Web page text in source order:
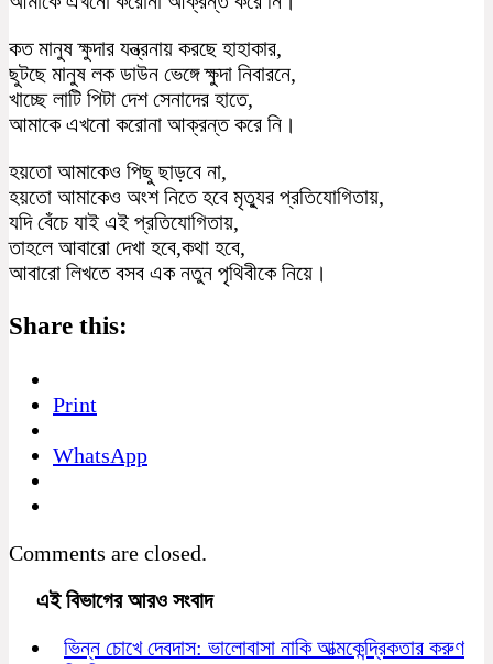
কত মানুষ ক্ষুদার যন্ত্রনায় করছে হাহাকার,
ছুটছে মানুষ লক ডাউন ভেঙ্গে ক্ষুদা নিবারনে,
খাচ্ছে লাটি পিটা দেশ সেনাদের হাতে,
আমাকে এখনো করোনা আক্রন্ত করে নি।
হয়তো আমাকেও পিছু ছাড়বে না,
হয়তো আমাকেও অংশ নিতে হবে মৃত্যুর প্রতিযোগিতায়,
যদি বেঁচে যাই এই প্রতিযোগিতায়,
তাহলে আবারো দেখা হবে,কথা হবে,
আবারো লিখতে বসব এক নতুন পৃথিবীকে নিয়ে।
Share this:
Print
WhatsApp
Comments are closed.
এই বিভাগের আরও সংবাদ
ভিন্ন চোখে দেবদাস: ভালোবাসা নাকি আত্মকেন্দ্রিকতার করুণ